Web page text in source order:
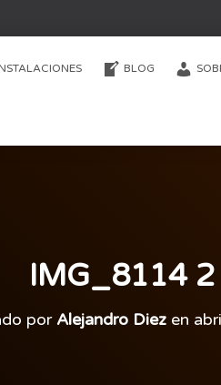
BLOG
IMG_8114 2
por Alejandro Diezen